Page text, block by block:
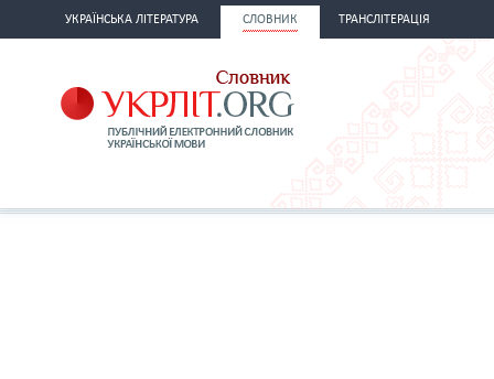
УКРАЇНСЬКА ЛІТЕРАТУРА СЛОВНИК ТРАНСЛІТЕРАЦІЯ